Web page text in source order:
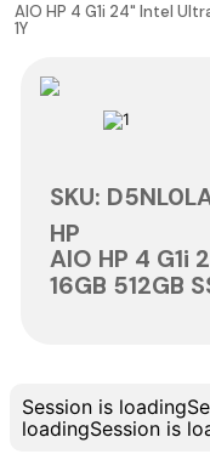
AIO HP 4 G1i 24" Intel
1Y
SKU:
HP
AIO HP 4
16GB 512GB
Session is loading
loadingSession is